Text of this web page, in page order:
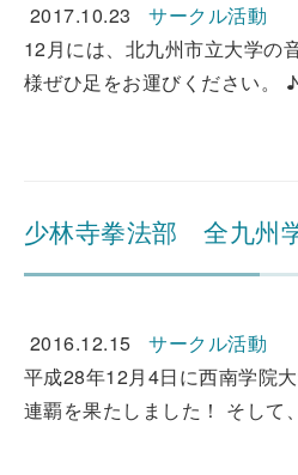
2017.10.23
サークル活動
12月には、北九州市立大学の
様ぜひ足をお運びくださ
少林寺拳法部 全九州
2016.12.15
サークル活動
平成28年12月4日に西南学院
連覇を果たしました！ そして